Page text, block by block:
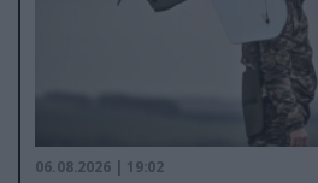
06.08.2026 | 19:02